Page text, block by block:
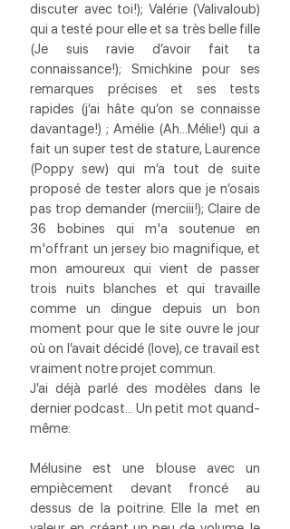
discuter avec toi!); Valérie (Valivaloub)
qui a testé pour elle et sa très belle fille
(Je suis ravie d’avoir fait ta
connaissance!); Smichkine pour ses
remarques précises et ses tests
rapides (j’ai hâte qu’on se connaisse
davantage!) ; Amélie (Ah…Mélie!) qui a
fait un super test de stature, Laurence
(Poppy sew) qui m’a tout de suite
proposé de tester alors que je n’osais
pas trop demander (merciii!); Claire de
36 bobines qui m'a soutenue en
m'offrant un jersey bio magnifique, et
mon amoureux qui vient de passer
trois nuits blanches et qui travaille
comme un dingue depuis un bon
moment pour que le site ouvre le jour
où on l’avait décidé (love), ce travail est
vraiment notre projet commun.
J’ai déjà parlé des modèles dans le
dernier podcast… Un petit mot quand-
même:
Mélusine est une blouse avec un
empiècement devant froncé au
dessus de la poitrine. Elle la met en